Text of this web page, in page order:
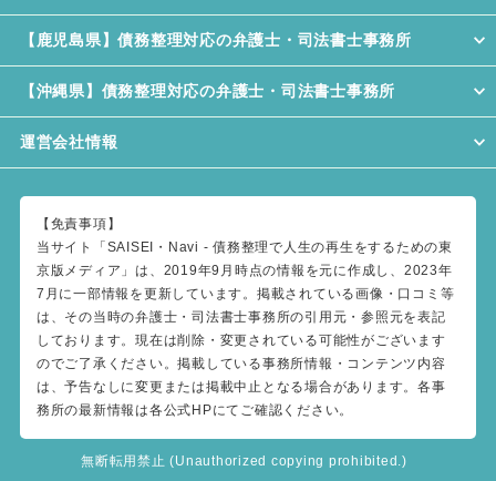
【鹿児島県】債務整理対応の弁護士・司法書士事務所
【沖縄県】債務整理対応の弁護士・司法書士事務所
運営会社情報
【免責事項】
当サイト「SAISEI・Navi - 債務整理で人生の再生をするための東
京版メディア」は、2019年9月時点の情報を元に作成し、2023年
7月に一部情報を更新しています。掲載されている画像・口コミ等
は、その当時の弁護士・司法書士事務所の引用元・参照元を表記
しております。現在は削除・変更されている可能性がございます
のでご了承ください。掲載している事務所情報・コンテンツ内容
は、予告なしに変更または掲載中止となる場合があります。各事
務所の最新情報は各公式HPにてご確認ください。
無断転用禁止 (Unauthorized copying prohibited.)